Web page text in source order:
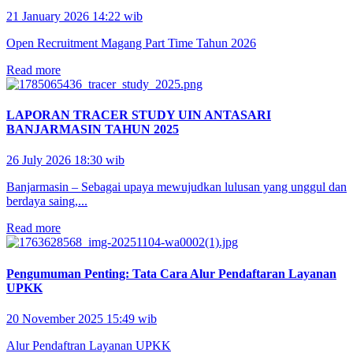
21 January 2026 14:22 wib
Open Recruitment Magang Part Time Tahun 2026
Read more
LAPORAN TRACER STUDY UIN ANTASARI
BANJARMASIN TAHUN 2025
26 July 2026 18:30 wib
Banjarmasin – Sebagai upaya mewujudkan lulusan yang unggul dan
berdaya saing,...
Read more
Pengumuman Penting: Tata Cara Alur Pendaftaran Layanan
UPKK
20 November 2025 15:49 wib
Alur Pendaftran Layanan UPKK